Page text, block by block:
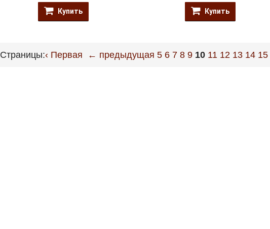
Купить Купить
Страницы:‹ Первая ← предыдущая 5 6 7 8 9 10 11 12 13 14 15